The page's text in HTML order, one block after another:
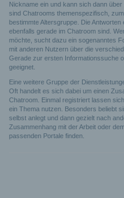
Nickname ein und kann sich dann
sind Chatrooms themenspezifisch,
bestimmte Altersgruppe. Die
ebenfalls gerade im Chatroom sind.
möchte, sucht dazu ein sogenanntes
mit anderen Nutzern über die
Gerade zur ersten Informationssuche
geeignet.
Eine weitere Gruppe der
Oft handelt es sich dabei um einen
Chatroom. Einmal registriert lassen
ein Thema nutzen. Besonders beliebt
selbst anlegt und dann gezielt nach
Zusammenhang mit der Arbeit oder
passenden Portale finden.